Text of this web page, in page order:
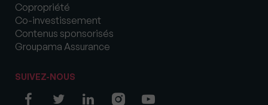
Copropriété
Co-investissement
Contenus sponsorisés
Groupama Assurance
SUIVEZ-NOUS